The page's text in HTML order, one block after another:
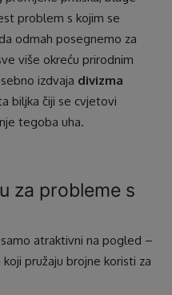
problem s kojim se
odmah posegnemo za
više okreću prirodnim
izdvaja divizma
biljka čiji se cvjetovi
tegoba uha.
za probleme s
atraktivni na pogled –
pružaju brojne koristi za